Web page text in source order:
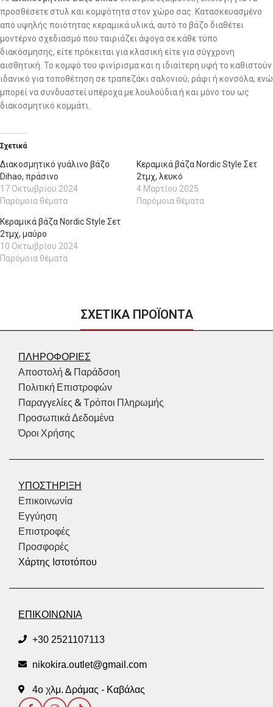
προσθέσετε στυλ και κομψότητα στον χώρο σας. Κατασκευασμένο
από υψηλής ποιότητας κεραμικά υλικά, αυτό το βάζο διαθέτει
μοντέρνο σχεδιασμό που ταιριάζει άψογα σε κάθε τύπο
διακόσμησης, είτε πρόκειται για κλασική είτε για σύγχρονη
αισθητική. Το κομψό του φινίρισμα και η ιδιαίτερη υφή το καθιστούν
ιδανικό για τοποθέτηση σε τραπεζάκι σαλονιού, ράφι ή κονσόλα, ενώ
μπορεί να συνδυαστεί υπέροχα με λουλούδια ή και μόνο του ως
διακοσμητικό κομμάτι.
Σχετικά
Διακοσμητικό γυάλινο βάζο
Dihao, πράσινο
17 Οκτωβρίου 2024
Παρόμοια θέματα
Κεραμικά βάζα Nordic Style Σετ
2τμχ, λευκό
4 Μαρτίου 2025
Παρόμοια θέματα
Κεραμικά βάζα Nordic Style Σετ
2τμχ, μαύρο
10 Οκτωβρίου 2024
Παρόμοια θέματα
ΣΧΕΤΙΚΑ ΠΡΟΪΟΝΤΑ
ΠΛΗΡΟΦΟΡΙΕΣ
Αποστολή & Παράδσοη
Πολιτική Επιστροφών
Παραγγελίες & Τρόποι Πληρωμής
Προσωπικά Δεδομένα
Όροι Χρήσης
ΥΠΟΣΤΗΡΙΞΗ
Επικοινωνία
Εγγύηση
Επιστροφές
Προσφορές
Χάρτης Ιστοτόπου
ΕΠΙΚΟΙΝΩΝΙΑ
+30 2521107113
nikokira.outlet@gmail.com
4ο χλμ. Δράμας - Καβάλας